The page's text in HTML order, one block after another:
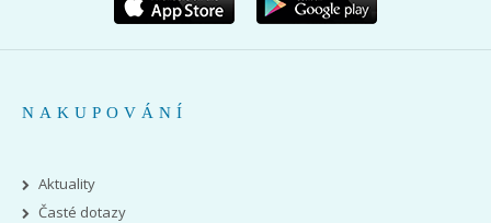
NAKUPOVÁNÍ
Aktuality
Časté dotazy